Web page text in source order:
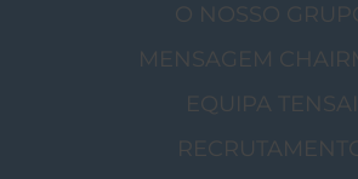
O NOSSO
MENSAGEM
EQUIPA TENSAI